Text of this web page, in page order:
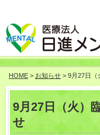
HOME > お知らせ > 9月27日（
9月27日（火）
せ